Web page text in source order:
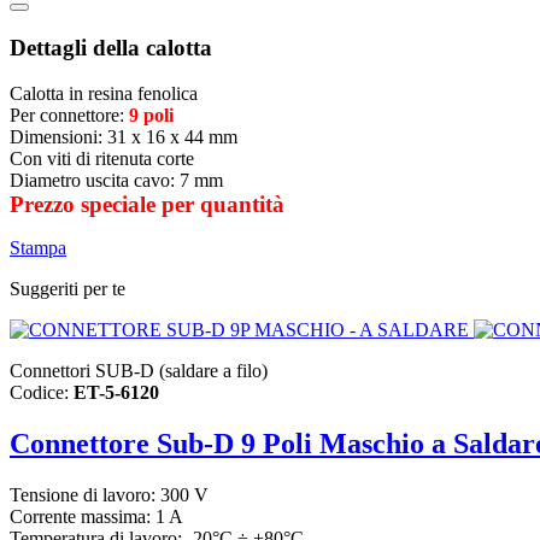
Dettagli della calotta
Calotta in resina fenolica
Per connettore: 9 poli
Dimensioni: 31 x 16 x 44 mm
Con viti di ritenuta corte
Diametro uscita cavo: 7 mm
Prezzo speciale per quantità
Stampa
Suggeriti per te
Connettori SUB-D (saldare a filo)
Codice: ET-5-6120
Connettore Sub-D 9 Poli Maschio a
Tensione di lavoro: 300 V
Corrente massima: 1 A